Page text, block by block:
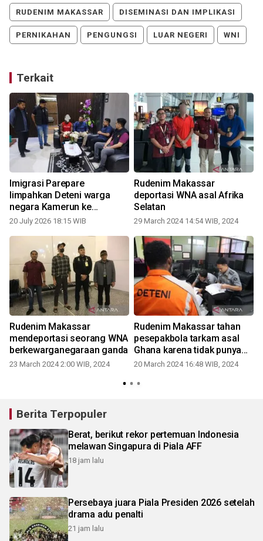
RUDENIM MAKASSAR DISEMINASI DAN IMPLIKASI
PERNIKAHAN PENGUNGSI LUAR NEGERI WNI
Terkait
Imigrasi Parepare
limpahkan Deteni warga
negara Kamerun ke
Rudenim Makassar
20 July 2026 18:15 WIB
Rudenim Makassar
deportasi WNA asal Afrika
Selatan
29 March 2024 14:54 WIB, 2024
Rudenim Makassar
mendeportasi seorang WNA
berkewarganegaraan ganda
23 March 2024 2:00 WIB, 2024
Rudenim Makassar tahan
pesepakbola tarkam asal
Ghana karena tidak punya
izin
20 March 2024 16:48 WIB, 2024
Berita Terpopuler
Berat, berikut rekor pertemuan Indonesia
melawan Singapura di Piala AFF
18 jam lalu
Persebaya juara Piala Presiden 2026 setelah
drama adu penalti
21 jam lalu